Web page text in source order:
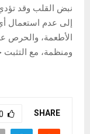
نبض القلب وقد
إلى عدم استعمال
الأطعمة، والحرص
ومنظمة، مع
SHARE